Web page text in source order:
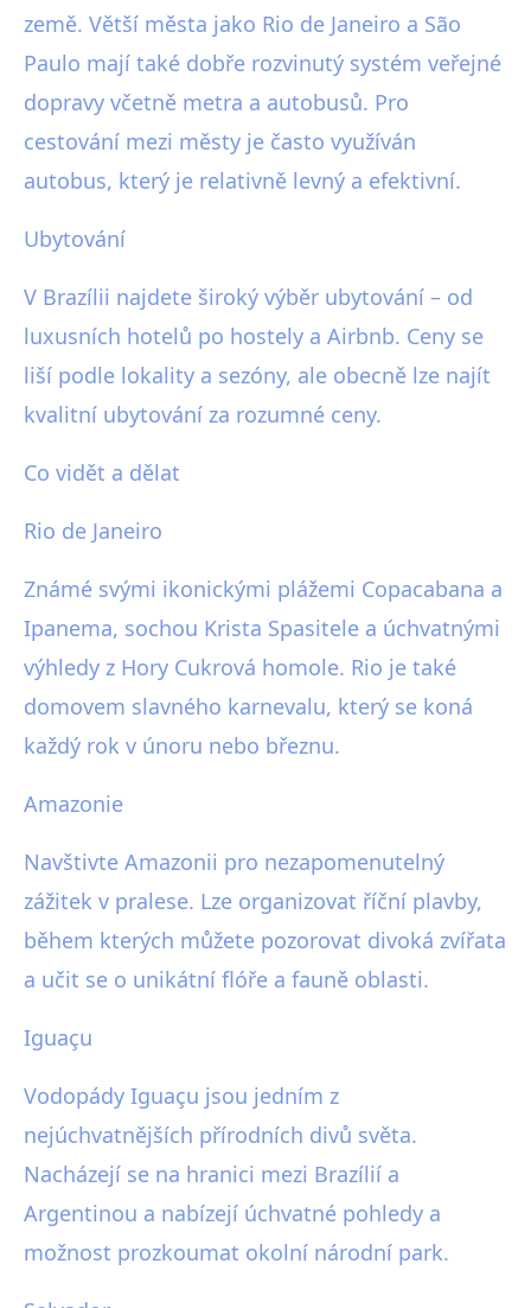
země. Větší města jako Rio de Janeiro a São
Paulo mají také dobře rozvinutý systém veřejné
dopravy včetně metra a autobusů. Pro
cestování mezi městy je často využíván
autobus, který je relativně levný a efektivní.
Ubytování
V Brazílii najdete široký výběr ubytování – od
luxusních hotelů po hostely a Airbnb. Ceny se
liší podle lokality a sezóny, ale obecně lze najít
kvalitní ubytování za rozumné ceny.
Co vidět a dělat
Rio de Janeiro
Známé svými ikonickými plážemi Copacabana a
Ipanema, sochou Krista Spasitele a úchvatnými
výhledy z Hory Cukrová homole. Rio je také
domovem slavného karnevalu, který se koná
každý rok v únoru nebo březnu.
Amazonie
Navštivte Amazonii pro nezapomenutelný
zážitek v pralese. Lze organizovat říční plavby,
během kterých můžete pozorovat divoká zvířata
a učit se o unikátní flóře a fauně oblasti.
Iguaçu
Vodopády Iguaçu jsou jedním z
nejúchvatnějších přírodních divů světa.
Nacházejí se na hranici mezi Brazílií a
Argentinou a nabízejí úchvatné pohledy a
možnost prozkoumat okolní národní park.